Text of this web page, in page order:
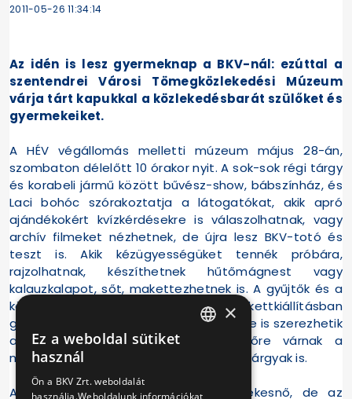
2011-05-26 11:34:14
Az idén is lesz gyermeknap a BKV-nál: ezúttal a
szentendrei Városi Tömegközlekedési Múzeum
várja tárt kapukkal a közlekedésbarát szülőket és
gyermekeiket.
A HÉV végállomás melletti múzeum május 28-án,
szombaton délelőtt 10 órakor nyit. A sok-sok régi tárgy
és korabeli jármű között bűvész-show, bábszínház, és
Laci bohóc szórakoztatja a látogatókat, akik apró
ajándékokért kvízkérdésekre is válaszolhatnak, vagy
archív filmeket nézhetnek, de újra lesz BKV-totó és
teszt is. Akik kézügyességüket tennék próbára,
rajzolhatnak, készíthetnek hűtőmágnest vagy
kalauzkalapot, sőt, makettezhetnek is. A gyűjtők és a
közlekedés iránt érdeklődők a makettkiállításban
gyönyörködhetnek, és a vásáron akár be is szerezhetik
a nekik tetsző darabokat, de vevőre várnak a
múzeumban a különféle BKV-s ajándéktárgyak is.
A nap sztárvendége Tóth Vera énekesnő, de az
×
Ez a weboldal sütiket
használ
Ön a BKV Zrt. weboldalát
használja.Weboldalunk információkat